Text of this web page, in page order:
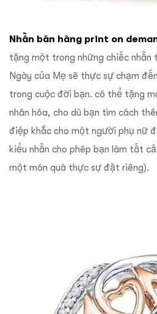
Nhẫn bán hàng print on
tặng một trong những chiếc
Ngày của Mẹ sẽ thực sự chạm
trong cuộc đời bạn. có thể tặng
nhân hóa, cho dù bạn tìm cách
điệp khắc cho một người phụ nữ
kiểu nhẫn cho phép bạn làm tất
một món quà thực sự đặt riêng).